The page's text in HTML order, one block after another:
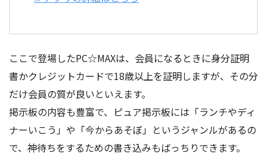
ここで登場したPC☆MAXは、会員になるときに身分証明
書かクレジットカードで18歳以上を証明しますが、その分
だけ会員の質が良いといえます。
掲示板の内容も豊富で、ピュア掲示板には「ランチやディ
ナーいこう」や「今からあそぼ」というジャンルがあるの
で、神待ちをするための書き込みもばっちりできます。